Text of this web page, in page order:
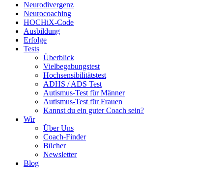
Neurodivergenz
Neurocoaching
HOCHiX-Code
Ausbildung
Erfolge
Tests
Überblick
Vielbegabungstest
Hochsensibilitätstest
ADHS / ADS Test
Autismus-Test für Männer
Autismus-Test für Frauen
Kannst du ein guter Coach sein?
Wir
Über Uns
Coach-Finder
Bücher
Newsletter
Blog